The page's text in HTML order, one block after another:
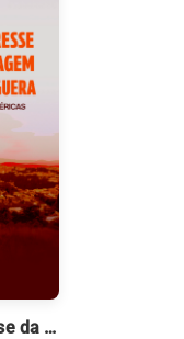
O Território de Interesse da C ultura e da Paisagem Jaraguá Perus Anhanguera